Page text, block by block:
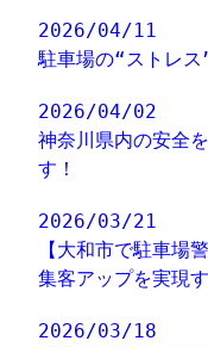
2026/04/11
駐車場の“ストレス
2026/04/02
神奈川県内の安全
す！
2026/03/21
【大和市で駐車場
集客アップを実現
2026/03/18